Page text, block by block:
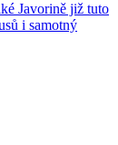
Javorině již tuto
i samotný